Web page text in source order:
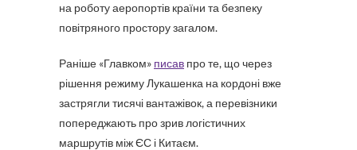
на роботу аеропортів країни та безпеку
повітряного простору загалом.
Раніше «Главком» писав про те, що через
рішення режиму Лукашенка на кордоні вже
застрягли тисячі вантажівок, а перевізники
попереджають про зрив логістичних
маршрутів між ЄС і Китаєм.